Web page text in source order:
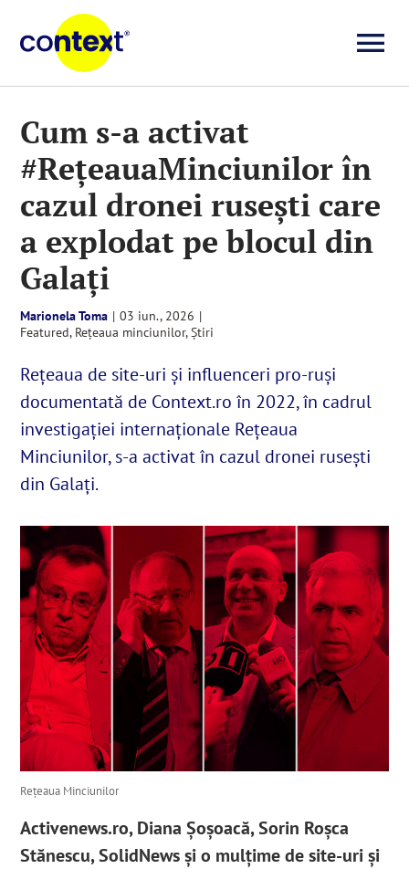
content
Știri
Seriale
Despre noi
English
SUSȚINE
Cautare...
Cum s-a activat
#RețeauaMinciunilor în
cazul dronei rusești care
a explodat pe blocul din
Galați
Marionela Toma | 03 iun., 2026 |
Featured, Rețeaua minciunilor,Știri
Rețeaua de site-uri și influenceri pro-ruși
documentată de Context.ro în 2022, în cadrul
investigației internaționale Rețeaua
Minciunilor, s-a activat în cazul dronei rusești
din Galați.
Reţeaua Minciunilor
Activenews.ro, Diana Șoșoacă, Sorin Roșca
Stănescu, SolidNews și o mulțime de site-uri și